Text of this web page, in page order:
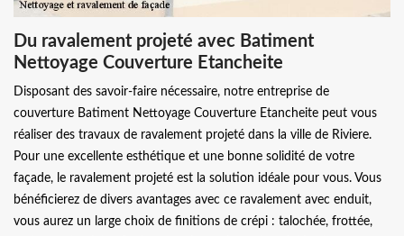
Du ravalement projeté avec Batiment
Nettoyage Couverture Etancheite
Disposant des savoir-faire nécessaire, notre entreprise de
couverture Batiment Nettoyage Couverture Etancheite peut vous
réaliser des travaux de ravalement projeté dans la ville de Riviere.
Pour une excellente esthétique et une bonne solidité de votre
façade, le ravalement projeté est la solution idéale pour vous. Vous
bénéficierez de divers avantages avec ce ravalement avec enduit,
vous aurez un large choix de finitions de crépi : talochée, frottée,